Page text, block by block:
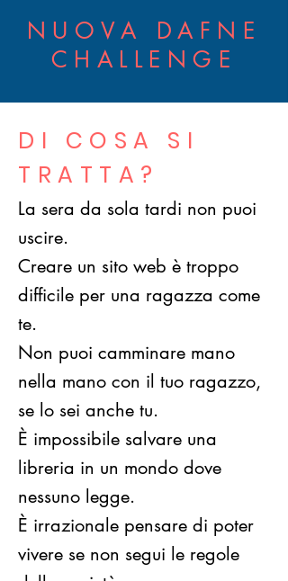
NUOVA DAFNE
CHALLENGE
DI COSA SI
TRATTA?
La sera da sola tardi non puoi
uscire.
Creare un sito web è troppo
difficile per una ragazza come
te.
Non puoi camminare mano
nella mano con il tuo ragazzo,
se lo sei anche tu.
È impossibile salvare una
libreria in un mondo dove
nessuno legge.
È irrazionale pensare di poter
vivere se non segui le regole